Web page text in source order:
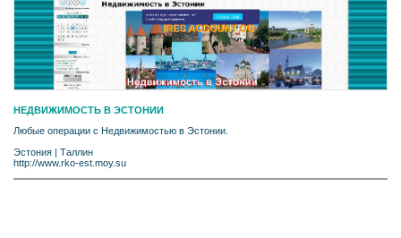
НЕДВИЖИМОСТЬ В ЭСТОНИИ
Любые операции с Недвижимостью в Эстонии.
Эстония
Таллин
http://www.rko-est.moy.su